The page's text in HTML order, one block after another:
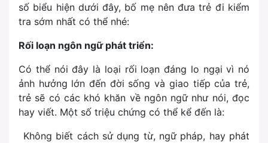
số biểu hiện dưới đây, bố mẹ nên đưa trẻ đi kiểm
tra sớm nhất có thể nhé:
Rối loạn ngôn ngữ phát triển:
Có thể nói đây là loại rối loạn đáng lo ngại vì nó
ảnh hưởng lớn đến đời sống và giao tiếp của trẻ,
trẻ sẽ có các khó khăn về ngôn ngữ như nói, đọc
hay viết. Một số triệu chứng có thể kể đến là:
Không biết cách sử dụng từ, ngữ pháp, hay phát